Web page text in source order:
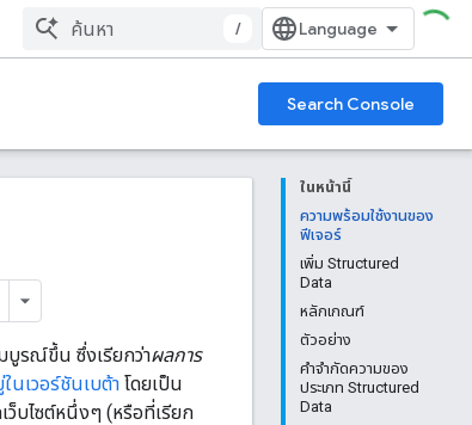
/
Search Console
ในหน้านี้
ความพร้อมใช้งานของ
ฟีเจอร์
เพิ่ม Structured
Data
หลักเกณฑ์
ตัวอย่าง
คำจำกัดความของ
ประเภท Structured
Data
บูรณ์ขึ้น ซึ่งเรียกว่าผลการ
นเวอร์ชันเบต้า โดยเป็น
ว็บไซต์หนึ่งๆ (หรือที่เรียก